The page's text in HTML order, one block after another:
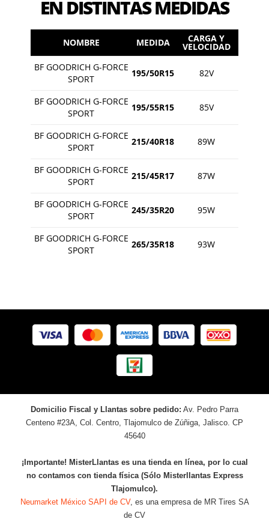
EN DISTINTAS MEDIDAS
NOMBRE MEDIDA CARGA Y
VELOCIDAD
BF GOODRICH G-FORCE
SPORT
195/50R15 82V
BF GOODRICH G-FORCE
SPORT
195/55R15 85V
BF GOODRICH G-FORCE
SPORT
215/40R18 89W
BF GOODRICH G-FORCE
SPORT
215/45R17 87W
BF GOODRICH G-FORCE
SPORT
245/35R20 95W
BF GOODRICH G-FORCE
SPORT
265/35R18 93W
Domicilio Fiscal y Llantas sobre pedido: Av. Pedro Parra
Centeno #23A, Col. Centro, Tlajomulco de Zúñiga, Jalisco. CP
45640
¡Importante! MisterLlantas es una tienda en línea, por lo cual
no contamos con tienda física (Sólo Misterllantas Express
Tlajomulco).
Neumarket México SAPI de CV, es una empresa de MR Tires SA
de CV